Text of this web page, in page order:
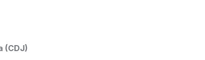
(CDJ)